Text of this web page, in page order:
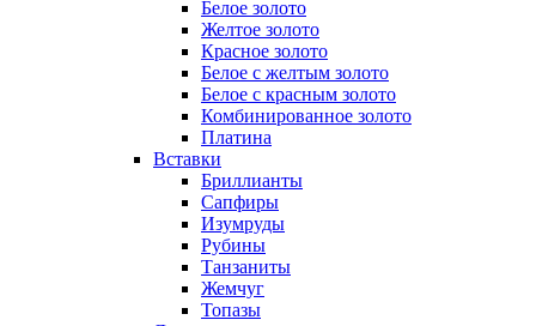
Белое золото
Желтое золото
Красное золото
Белое с желтым золото
Белое с красным золото
Комбинированное золото
Платина
Вставки
Бриллианты
Сапфиры
Изумруды
Рубины
Танзаниты
Жемчуг
Топазы